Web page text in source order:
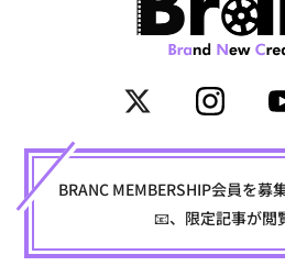
BRANC MEMBERSHIP会員を募
📧、限定記事が閲